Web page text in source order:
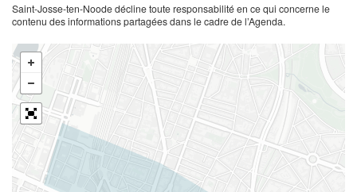
Saint-Josse-ten-Noode décline toute responsabilité en ce qui concerne le
contenu des informations partagées dans le cadre de l’Agenda.